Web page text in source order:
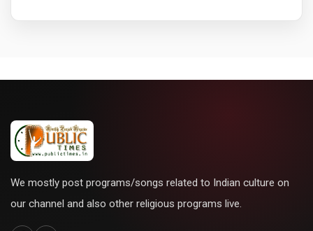
We mostly post programs/songs related to Indian culture on
our channel and also other religious programs live.